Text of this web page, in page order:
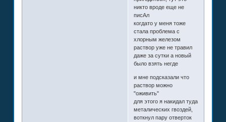
никто вроде еще не
писАл
когдато у меня тоже
стала проблема с
хлорным железом
раствор уже не травил
даже за сутки а новый
было взять негде
и мне подсказали что
раствор можно
"оживить"
для этого я накидал туда
металических гвоздей,
воткнул пару отверток